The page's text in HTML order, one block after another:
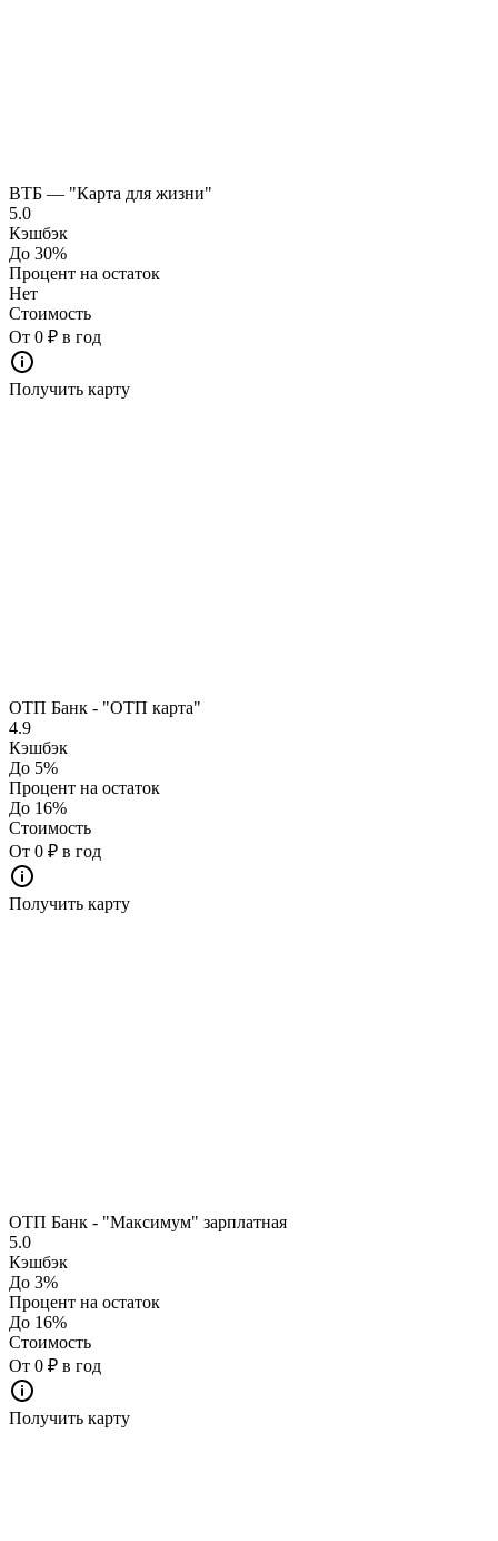
ВТБ — "Карта для жизни"
5.0
Кэшбэк
До 30%
Процент на остаток
Нет
Стоимость
От 0 ₽ в год
Получить карту
ОТП Банк - "ОТП карта"
4.9
Кэшбэк
До 5%
Процент на остаток
До 16%
Стоимость
От 0 ₽ в год
Получить карту
ОТП Банк - "Максимум" зарплатная
5.0
Кэшбэк
До 3%
Процент на остаток
До 16%
Стоимость
От 0 ₽ в год
Получить карту